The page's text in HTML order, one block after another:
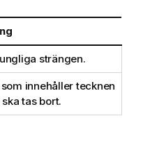
strängen.
innehåller tecknen
tas bort.